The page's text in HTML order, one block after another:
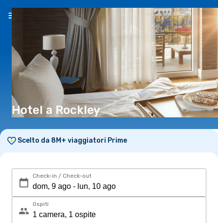
IT(€)
Hotel a Rockley
Scelto da 8M+ viaggiatori Prime
Check-in / Check-out
Ospiti